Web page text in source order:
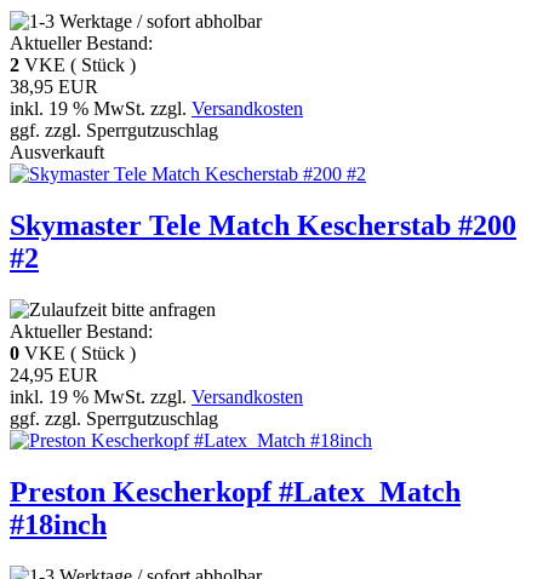
Aktueller Bestand:
2 VKE ( Stück )
38,95 EUR
inkl. 19 % MwSt. zzgl. Versandkosten
ggf. zzgl. Sperrgutzuschlag
Ausverkauft
Skymaster Tele Match Kescherstab #200
#2
Aktueller Bestand:
0 VKE ( Stück )
24,95 EUR
inkl. 19 % MwSt. zzgl. Versandkosten
ggf. zzgl. Sperrgutzuschlag
Preston Kescherkopf #Latex_Match
#18inch